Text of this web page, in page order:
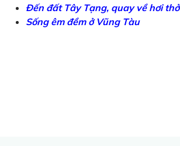
Đến đất Tây Tạng, quay về hơi thở
Sống êm đềm ở Vũng Tàu